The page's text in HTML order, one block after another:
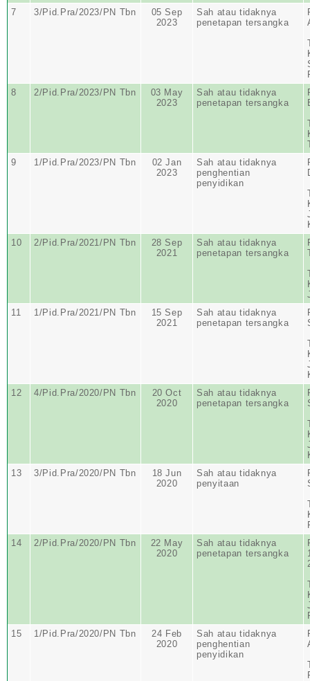
7
3/Pid.Pra/2023/PN Tbn
05 Sep
2023
Sah atau tidaknya
penetapan tersangka
8
2/Pid.Pra/2023/PN Tbn
03 May
2023
Sah atau tidaknya
penetapan tersangka
9
1/Pid.Pra/2023/PN Tbn
02 Jan
2023
Sah atau tidaknya
penghentian
penyidikan
10
2/Pid.Pra/2021/PN Tbn
28 Sep
2021
Sah atau tidaknya
penetapan tersangka
11
1/Pid.Pra/2021/PN Tbn
15 Sep
2021
Sah atau tidaknya
penetapan tersangka
12
4/Pid.Pra/2020/PN Tbn
20 Oct
2020
Sah atau tidaknya
penetapan tersangka
13
3/Pid.Pra/2020/PN Tbn
18 Jun
2020
Sah atau tidaknya
penyitaan
14
2/Pid.Pra/2020/PN Tbn
22 May
2020
Sah atau tidaknya
penetapan tersangka
15
1/Pid.Pra/2020/PN Tbn
24 Feb
2020
Sah atau tidaknya
penghentian
penyidikan